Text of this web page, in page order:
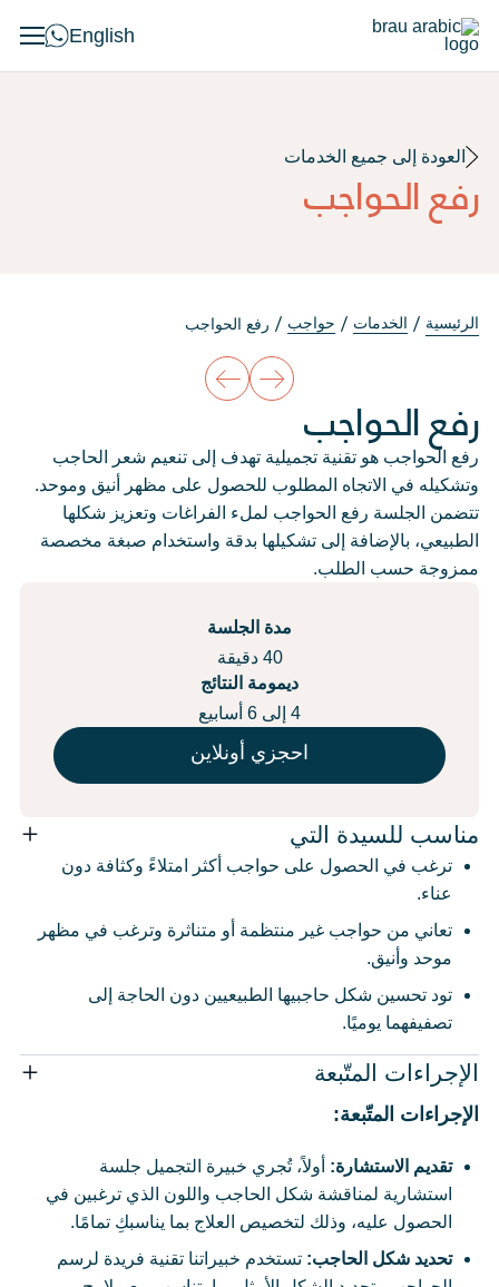
English
العودة إلى جميع الخدمات
رفع الحواجب
الرئيسية الخدمات حواجب رفع الحواجب
رفع الحواجب
رفع الحواجب هو تقنية تجميلية تهدف إلى تنعيم شعر الحاجب
وتشكيله في الاتجاه المطلوب للحصول على مظهر أنيق وموحد.
تتضمن الجلسة رفع الحواجب لملء الفراغات وتعزيز شكلها
الطبيعي، بالإضافة إلى تشكيلها بدقة واستخدام صبغة مخصصة
ممزوجة حسب الطلب.
مدة الجلسة
40 دقيقة
ديمومة النتائج
4 إلى 6 أسابيع
احجزي أونلاين
مناسب للسيدة التي
ترغب في الحصول على حواجب أكثر امتلاءً وكثافة دون
عناء.
تعاني من حواجب غير منتظمة أو متناثرة وترغب في مظهر
موحد وأنيق.
تود تحسين شكل حاجبيها الطبيعيين دون الحاجة إلى
تصفيفهما يوميًا.
الإجراءات المتّبعة
الإجراءات المتّبعة:
تقديم الاستشارة: أولاً، تُجري خبيرة التجميل جلسة
استشارية لمناقشة شكل الحاجب واللون الذي ترغبين في
الحصول عليه، وذلك لتخصيص العلاج بما يناسبكِ تمامًا.
تحديد شكل الحاجب: تستخدم خبيراتنا تقنية فريدة لرسم